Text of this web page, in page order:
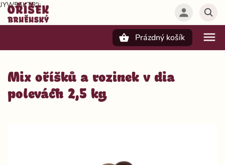
JYW5SKTR');
Prázdný košík
Mix oříšků a rozinek v dia
polevách 2,5 kg